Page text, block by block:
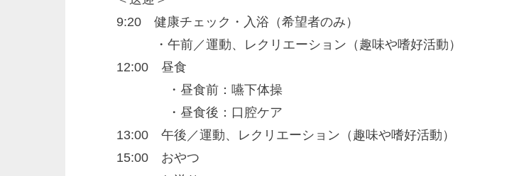
9:20 健康チェック・入浴（希望者のみ）
・午前／運動、レクリエーション（趣味や嗜好活動）
12:00 昼食
・昼食前：嚥下体操
・昼食後：口腔ケア
13:00 午後／運動、レクリエーション（趣味や嗜好活動）
15:00 おやつ